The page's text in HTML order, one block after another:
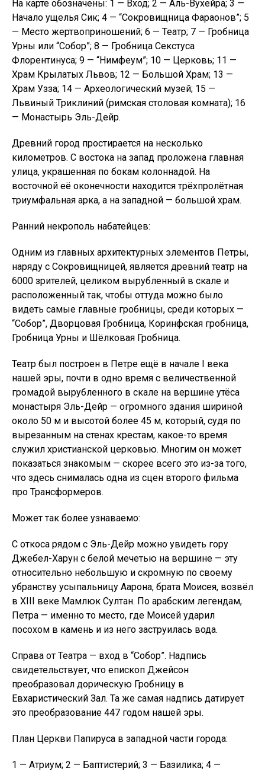
На карте обозначены: 1 — Вход; 2 — Аль-Вухейра; 3 —
Начало ущелья Сик; 4 — “Сокровищница Фараонов”; 5
— Место жертвоприношений; 6 — Театр; 7 — Гробница
Урны или “Собор”; 8 — Гробница Секстуса
Флорентинуса; 9 — “Нимфеум”; 10 — Церковь; 11 —
Храм Крылатых Львов; 12 — Большой Храм; 13 —
Храм Узза; 14 — Археологический музей; 15 —
Львиный Триклиний (римская столовая комната); 16
— Монастырь Эль-Дейр.
Древний город простирается на несколько
километров. С востока на запад проложена главная
улица, украшенная по бокам колоннадой. На
восточной её оконечности находится трёхпролётная
триумфальная арка, а на западной — большой храм.
Ранний некрополь набатейцев:
Одним из главных архитектурных элементов Петры,
наряду с Сокровищницей, является древний театр на
6000 зрителей, целиком вырубленный в скале и
расположенный так, чтобы оттуда можно было
видеть самые главные гробницы, среди которых —
“Собор”, Дворцовая Гробница, Коринфская гробница,
Гробница Урны и Шёлковая Гробница.
Театр был построен в Петре ещё в начале I века
нашей эры, почти в одно время с величественной
громадой вырубленного в скале на вершине утёса
монастыря Эль-Дейр — огромного здания шириной
около 50 м и высотой более 45 м, который, судя по
вырезанным на стенах крестам, какое-то время
служил христианской церковью. Многим он может
показаться знакомым — скорее всего это из-за того,
что здесь снималась одна из сцен второго фильма
про Трансформеров.
Может так более узнаваемо:
С откоса рядом с Эль-Дейр можно увидеть гору
Джебел-Харун с белой мечетью на вершине — эту
относительно небольшую и скромную по своему
убранству усыпальницу Аарона, брата Моисея, возвёл
в XIII веке Мамлюк Султан. По арабским легендам,
Петра — именно то место, где Моисей ударил
посохом в камень и из него заструилась вода.
Справа от Театра — вход в “Собор”. Надпись
свидетельствует, что епископ Джейсон
преобразовал дорическую Гробницу в
Евхаристический Зал. Та же самая надпись датирует
это преобразование 447 годом нашей эры.
План Церкви Папируса в западной части города:
1 — Атриум; 2 — Баптистерий; 3 — Базилика; 4 —